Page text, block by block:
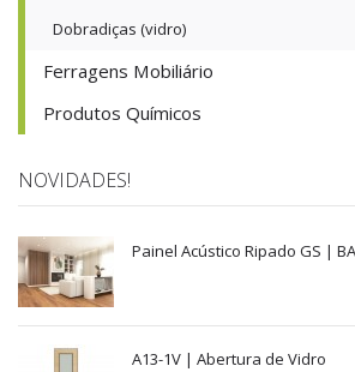
Dobradiças (vidro)
Ferragens Mobiliário
Produtos Químicos
NOVIDADES!
Painel Acústico Ripado GS |
A13-1V | Abertura de Vidro